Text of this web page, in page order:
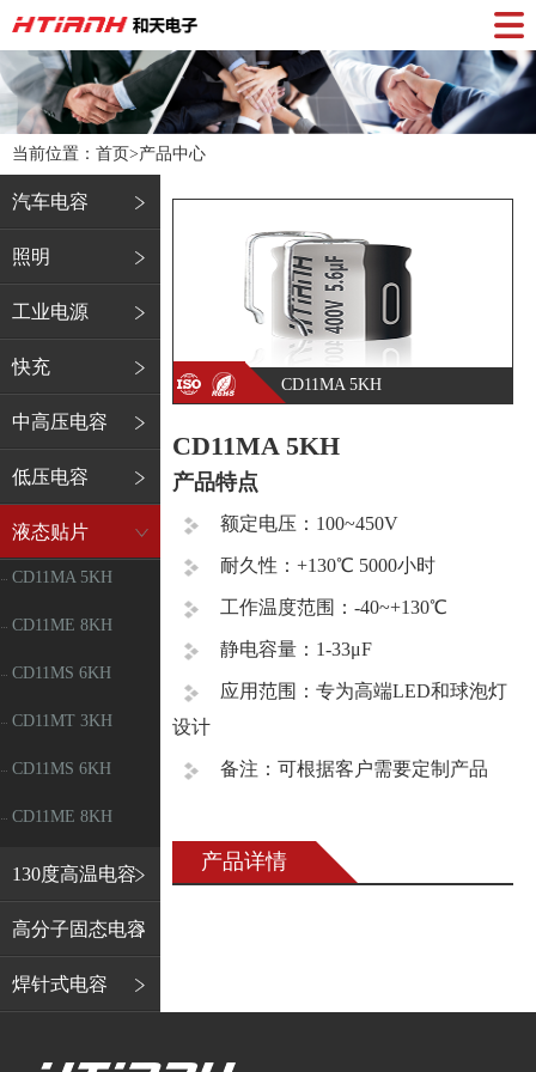
当前位置：首页>产品中心
汽车电容
照明
工业电源
快充
中高压电容
低压电容
液态贴片
CD11MA 5KH
CD11ME 8KH
CD11MS 6KH
CD11MT 3KH
CD11MS 6KH
CD11ME 8KH
130度高温电容
高分子固态电容
焊针式电容
CD11MA 5KH
CD11MA 5KH
产品特点
额定电压：100~450V
耐久性：+130℃ 5000小时
工作温度范围：-40~+130℃
静电容量：1-33μF
应用范围：专为高端LED和球泡灯
设计
备注：可根据客户需要定制产品
产品详情